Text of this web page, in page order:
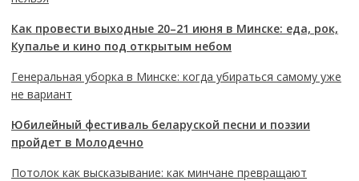
Как провести выходные 20–21 июня в Минске: еда, рок,
Купалье и кино под открытым небом
Генеральная уборка в Минске: когда убираться самому уже
не вариант
Юбилейный фестиваль беларуской песни и поэзии
пройдет в Молодечно
Потолок как высказывание: как минчане превращают